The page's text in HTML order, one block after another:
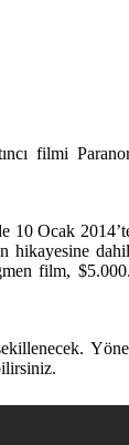
filmi
10 Ocak
film,